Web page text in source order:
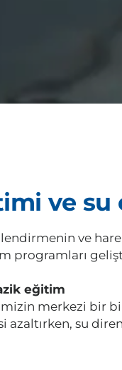
ve su
ve
programları
eğitim
merkezi bir
su